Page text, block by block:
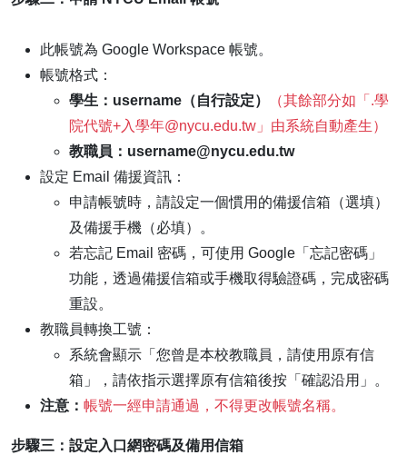
此帳號為 Google Workspace 帳號。
帳號格式：
學生：username（自行設定）
（其餘部分如「.學
院代號+入學年@nycu.edu.tw」由系統自動產生）
教職員：username@nycu.edu.tw
設定 Email 備援資訊：
申請帳號時，請設定一個慣用的備援信箱（選填）
及備援手機（必填）。
若忘記 Email 密碼，可使用 Google「忘記密碼」
功能，透過備援信箱或手機取得驗證碼，完成密碼
重設。
教職員轉換工號：
系統會顯示「您曾是本校教職員，請使用原有信
箱」，請依指示選擇原有信箱後按「確認沿用」。
注意： 帳號一經申請通過，不得更改帳號名稱。
步驟三：設定入口網密碼及備用信箱